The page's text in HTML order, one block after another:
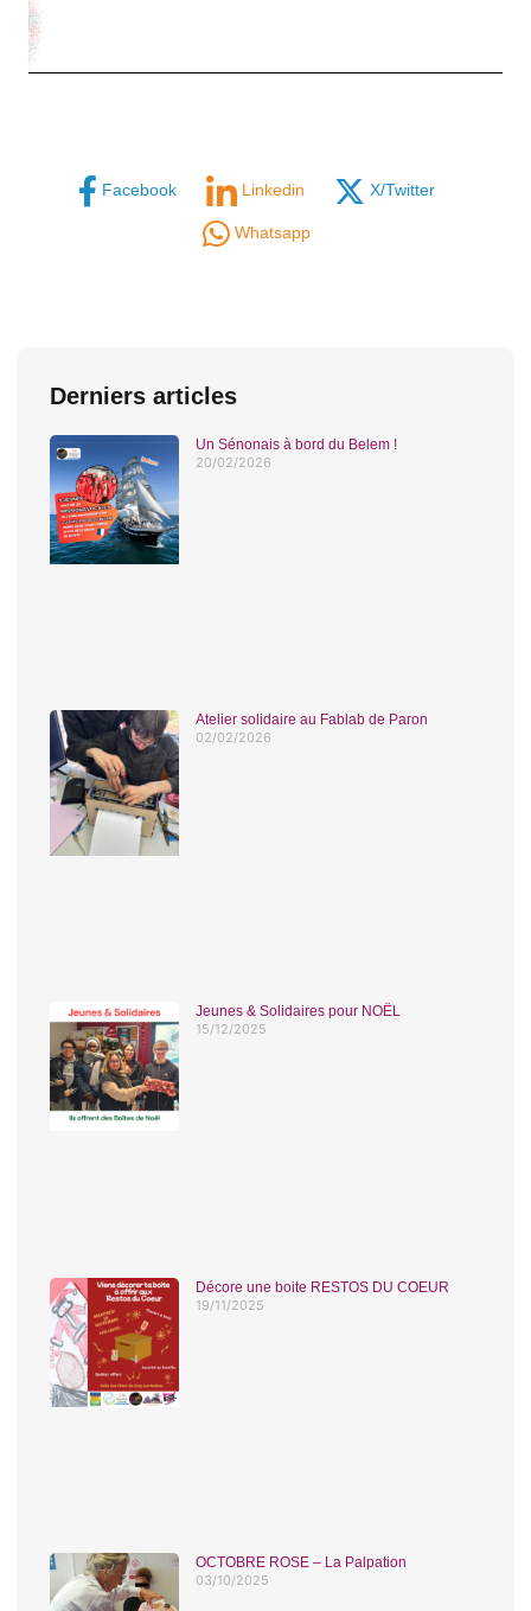
Facebook Linkedin X/Twitter
Whatsapp
Derniers articles
Un Sénonais à bord du Belem !
20/02/2026
Atelier solidaire au Fablab de Paron
02/02/2026
Jeunes & Solidaires pour NOËL
15/12/2025
Décore une boite RESTOS DU COEUR
19/11/2025
OCTOBRE ROSE – La Palpation
03/10/2025